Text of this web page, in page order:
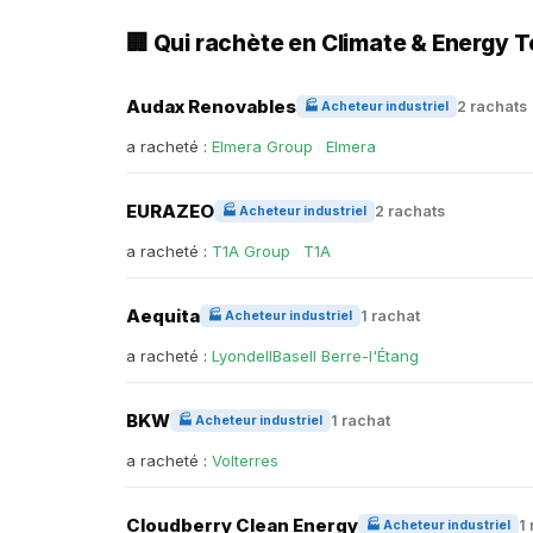
🏢 Qui rachète en Climate & Energy
Audax Renovables 🏭 Acheteur industriel 2 rachats
a racheté : Elmera Group Elmera
EURAZEO 🏭 Acheteur industriel 2 rachats
a racheté : T1A Group T1A
Aequita 🏭 Acheteur industriel 1 rachat
a racheté : LyondellBasell Berre-l'Étang
BKW 🏭 Acheteur industriel 1 rachat
a racheté : Volterres
Cloudberry Clean Energy 🏭 Acheteur industriel 1